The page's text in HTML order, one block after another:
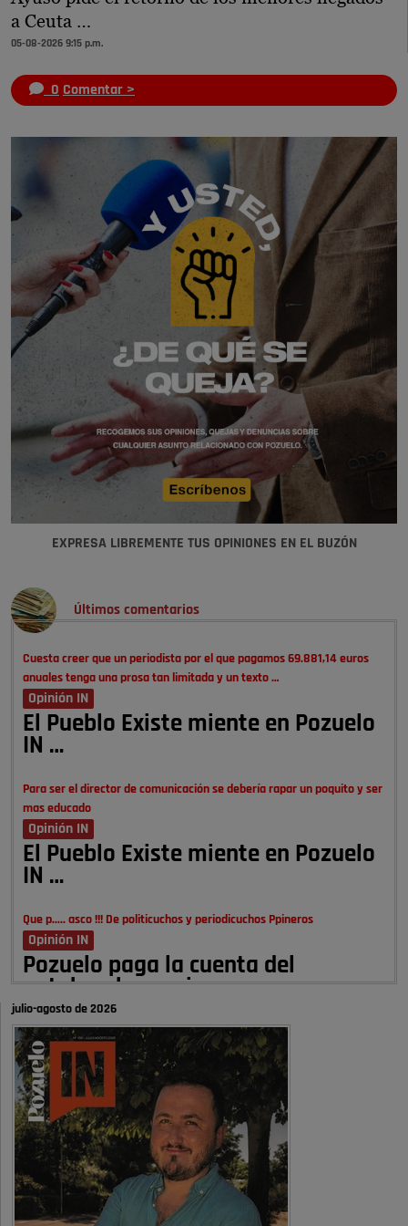
a Ceuta …
05-08-2026 9:15 p.m.
0 Comentar >
EXPRESA LIBREMENTE TUS OPINIONES EN EL BUZÓN
Últimos comentarios
Cuesta creer que un periodista por el que pagamos 69.881,14 euros
anuales tenga una prosa tan limitada y un texto …
Opinión IN
El Pueblo Existe miente en Pozuelo
IN …
Para ser el director de comunicación se debería rapar un poquito y ser
mas educado
Opinión IN
El Pueblo Existe miente en Pozuelo
IN …
Que p..... asco !!! De politicuchos y periodicuchos Ppineros
Opinión IN
Pozuelo paga la cuenta del
autobombo: casi …
Señora Alcaldesa Ud no ha vivido nunca en Pozuelo , pero yo si desde
hace más de 60 años , …
Pozuelo de Alarcón
Quejas por el deterioro de la
limpieza …
A ver si es posible que haya vivienda para familias con hijos y no
solamente jóvenes que no es tan …
Pozuelo de Alarcón
julio-agosto de 2026